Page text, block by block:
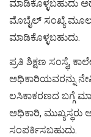
ಮಾಡಿಕೊಳ್ಳಬಹುದು
ಮೊಬೈಲ್ ಸಂಖ್ಯೆ
ಮಾಡಿಕೊಳ್ಳಬಹುದು.
ಪ್ರತಿ ಶಿಕ್ಷಣ ಸಂಸ್ಥೆ,
ಅಧಿಕಾರಿಯವರನ್ನು
ಲಸಿಕಾಕರಣದ ಬಗ್ಗೆ
ಅಧಿಕಾರಿ,
ಸಂಪರ್ಕಿಸಬಹುದು.